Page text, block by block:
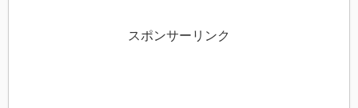
スポンサーリンク